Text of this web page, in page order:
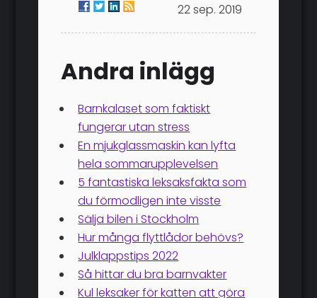
22 sep. 2019
Andra inlägg
Barnkalaset som faktiskt
fungerar utan stress
En mjukglassmaskin kan lyfta
hela sommarupplevelsen
5 fantastiska leksaksfakta som
du förmodligen inte visste
Sälja bilen i Stockholm
Hur många flyttlådor behövs?
Julklappstips 2022
Så hittar du bra barnvakter
Kul leksaker för katten att göra